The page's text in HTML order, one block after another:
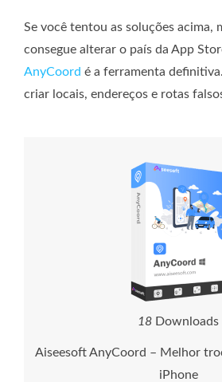
Se você tentou as soluções acima,
consegue alterar o país da App
AnyCoord é a ferramenta
criar locais, endereços e rotas
18 Downloads
Aiseesoft AnyCoord – Melhor
iPhone